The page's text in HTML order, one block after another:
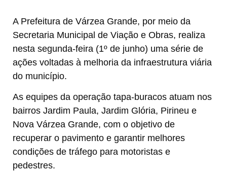
A Prefeitura de Várzea Grande, por meio da
Secretaria Municipal de Viação e Obras, realiza
nesta segunda-feira (1º de junho) uma série de
ações voltadas à melhoria da infraestrutura viária
do município.
As equipes da operação tapa-buracos atuam nos
bairros Jardim Paula, Jardim Glória, Pirineu e
Nova Várzea Grande, com o objetivo de
recuperar o pavimento e garantir melhores
condições de tráfego para motoristas e
pedestres.